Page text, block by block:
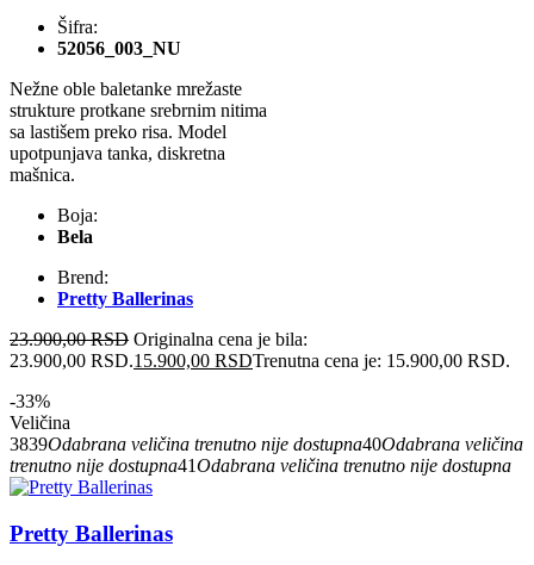
Šifra:
52056_003_NU
Nežne oble baletanke mrežaste
strukture protkane srebrnim nitima
sa lastišem preko risa. Model
upotpunjava tanka, diskretna
mašnica.
Boja:
Bela
Brend:
Pretty Ballerinas
23.900,00RSD Originalna cena je bila:
23.900,00 RSD.15.900,00 RSDTrenutna cena je: 15.900,00 RSD.
-33%
Veličina
3839Odabrana veličina trenutno nije dostupna40Odabrana veličina
trenutno nije dostupna41Odabrana veličina trenutno nije dostupna
Pretty Ballerinas